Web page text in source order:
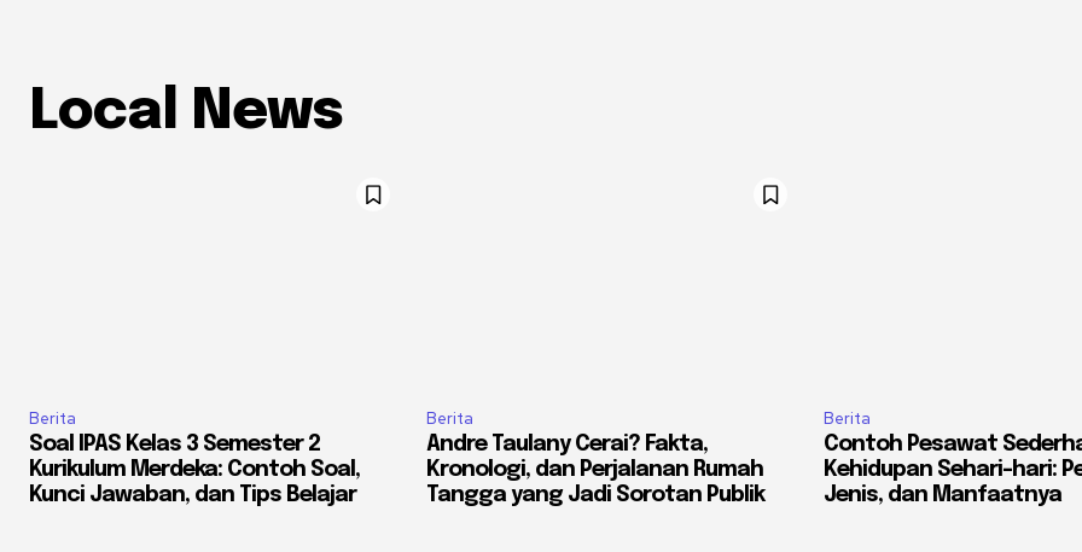
Local News
Berita
Soal IPAS Kelas 3 Semester 2
Kurikulum Merdeka: Contoh Soal,
Kunci Jawaban, dan Tips Belajar
Berita
Andre Taulany Cerai? Fakta,
Kronologi, dan Perjalanan Rumah
Tangga yang Jadi Sorotan Publik
Berita
Contoh Pesawat
Kehidupan Sehari-hari:
Jenis, dan Manfaatnya